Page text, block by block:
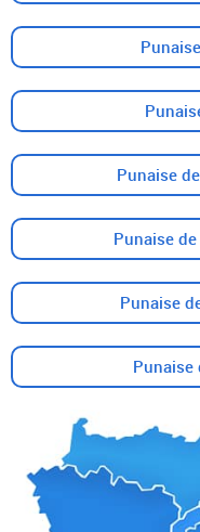
Punaise
Punaise
Punaise
Punaise